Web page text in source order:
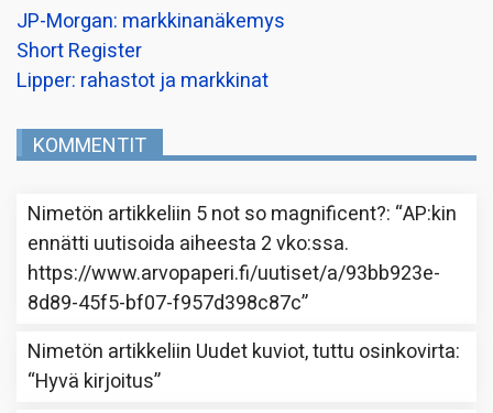
JP-Morgan: markkinanäkemys
Short Register
Lipper: rahastot ja markkinat
KOMMENTIT
Nimetön artikkeliin 5 not so magnificent?: “AP:kin
ennätti uutisoida aiheesta 2 vko:ssa.
https://www.arvopaperi.fi/uutiset/a/93bb923e-
8d89-45f5-bf07-f957d398c87c”
Nimetön artikkeliin Uudet kuviot, tuttu osinkovirta:
“Hyvä kirjoitus”